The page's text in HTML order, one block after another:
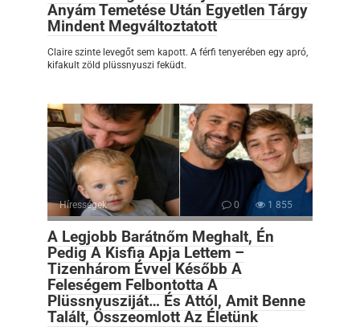
Anyám Temetése Után Egyetlen Tárgy
Mindent Megváltoztatott
Claire szinte levegőt sem kapott. A férfi tenyerében egy apró,
kifakult zöld plüssnyuszi feküdt.
Hírességek 0 1 855
A Legjobb Barátnőm Meghalt, Én
Pedig A Kisfia Apja Lettem –
Tizenhárom Évvel Később A
Feleségem Felbontotta A
Plüssnyusziját… És Attól, Amit Benne
Talált, Összeomlott Az Életünk